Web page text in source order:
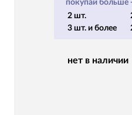
покупай больше
2 шт.
3 шт. и более
нет в наличии